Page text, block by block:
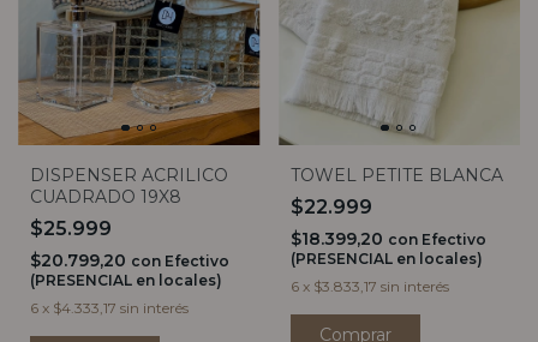
DISPENSER ACRILICO
CUADRADO 19X8
$25.999
$20.799,20 con Efectivo
(PRESENCIAL en locales)
6 x $4.333,17 sin interés
TOWEL PETITE BLANCA
$22.999
$18.399,20 con Efectivo
(PRESENCIAL en locales)
6 x $3.833,17 sin interés